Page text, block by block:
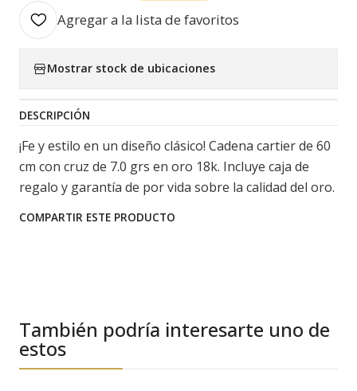
Agregar a la lista de favoritos
Mostrar stock de ubicaciones
DESCRIPCIÓN
¡Fe y estilo en un diseño clásico! Cadena cartier de 60
cm con cruz de 7.0 grs en oro 18k. Incluye caja de
regalo y garantía de por vida sobre la calidad del oro.
COMPARTIR ESTE PRODUCTO
También podría interesarte uno de
estos